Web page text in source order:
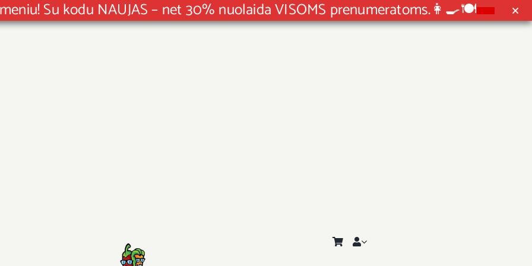
Su kodu NAUJAS – net 30% nuolaida VISOMS prenumeratoms.👩‍🍳🍽